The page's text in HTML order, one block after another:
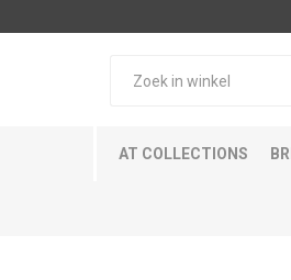
AT COLLECTIONS